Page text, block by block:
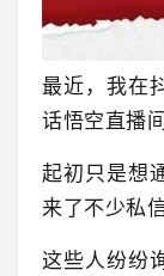
最近，我在
话悟空直播
起初只是想
来了不少私信
这些人纷纷